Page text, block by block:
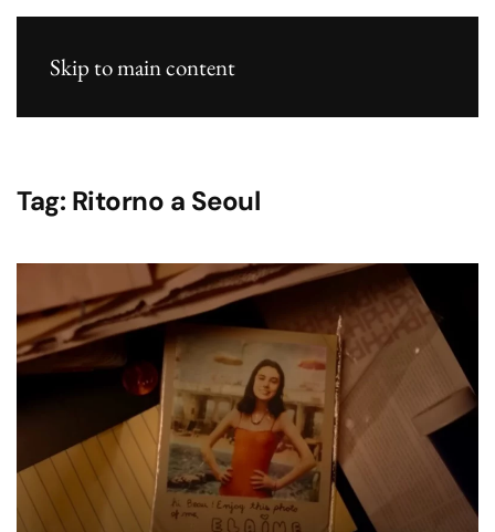
Skip to main content
Tag: Ritorno a Seoul